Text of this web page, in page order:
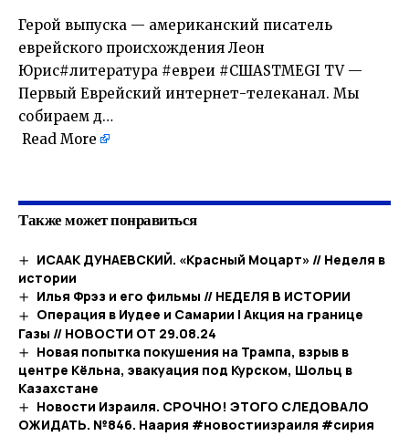
Герой выпуска — американский писатель
еврейского происхождения Леон
Юрис#литература #евреи #СШАSTMEGI TV —
Первый Еврейский интернет-телеканал. Мы
собираем д…
Read More
Также может понравиться
ИСААК ДУНАЕВСКИЙ. «Красный Моцарт» // Неделя в
истории
Илья Фрэз и его фильмы // НЕДЕЛЯ В ИСТОРИИ
Операция в Иудее и Самарии | Акция на границе
Газы // НОВОСТИ ОТ 29.08.24
Новая попытка покушения на Трампа, взрыв в
центре Кёльна, эвакуация под Курском, Шольц в
Казахстане
Новости Израиля. СРОЧНО! ЭТОГО СЛЕДОВАЛО
ОЖИДАТЬ. №846. Наария #новостиизраиля #сирия